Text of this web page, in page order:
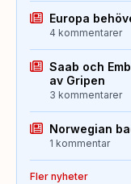
Europa
4 kommentarer
Saab och
av Gripen
3 kommentarer
Norwegian
1 kommentar
Fler nyheter